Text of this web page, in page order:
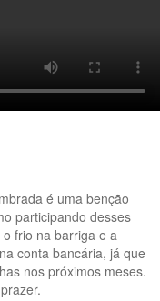
é uma benção
participando desses
frio na barriga e a
conta bancária, já que
nos próximos meses.